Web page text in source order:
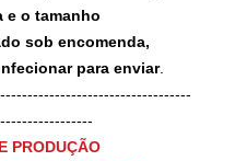
e o tamanho
sob encomenda,
para enviar.
PRODUÇÃO